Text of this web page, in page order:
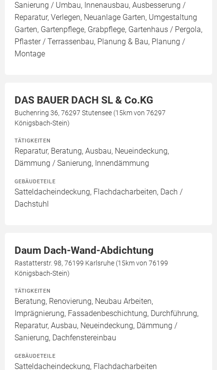
Sanierung / Umbau, Innenausbau, Ausbesserung /
Reparatur, Verlegen, Neuanlage Garten, Umgestaltung
Garten, Gartenpflege, Grabpflege, Gartenhaus / Pergola,
Pflaster / Terrassenbau, Planung & Bau, Planung /
Montage
DAS BAUER DACH SL & Co.KG
Buchenring 36, 76297 Stutensee (15km von 76297
Königsbach-Stein)
TÄTIGKEITEN
Reparatur, Beratung, Ausbau, Neueindeckung,
Dämmung / Sanierung, Innendämmung
GEBÄUDETEILE
Satteldacheindeckung, Flachdacharbeiten, Dach /
Dachstuhl
Daum Dach-Wand-Abdichtung
Rastatterstr. 98, 76199 Karlsruhe (15km von 76199
Königsbach-Stein)
TÄTIGKEITEN
Beratung, Renovierung, Neubau Arbeiten,
Imprägnierung, Fassadenbeschichtung, Durchführung,
Reparatur, Ausbau, Neueindeckung, Dämmung /
Sanierung, Dachfenstereinbau
GEBÄUDETEILE
Satteldacheindeckung, Flachdacharbeiten